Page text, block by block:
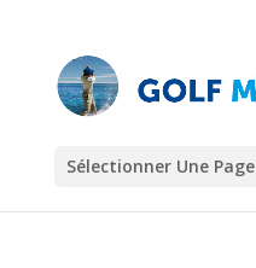
Sélectionner Une Page